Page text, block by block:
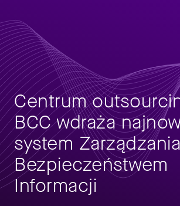
Centrum
BCC wdraża
system Zarządzania
Bezpieczeństwem
Informacji